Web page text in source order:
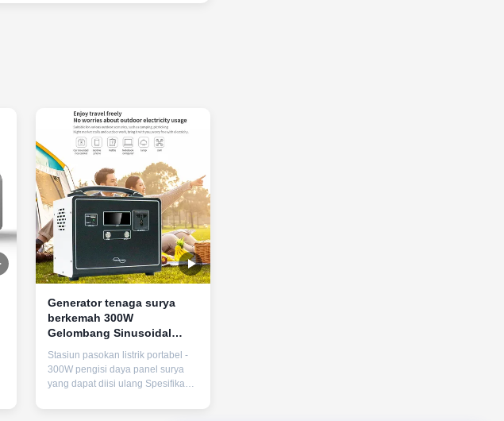
Generator tenaga surya
berkemah 300W
Gelombang Sinusoidal
Termodifikasi Untuk
Cadangan Daya Darurat
Stasiun pasokan listrik portabel -
300W pengisi daya panel surya
yang dapat diisi ulang Spesifikasi
daya puncak 600W Tegangan